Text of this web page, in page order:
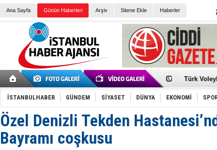
Ana Sayfa Günün Haberleri Arşiv Sitene Ekle Haberler
Elena
Türk
Töreninde
İkinci El
Guguk
Sneaker
Erkek
Tommy
İSTANBULHABER GÜNDEM SİYASET DÜNYA EKONOMİ
Özel Denizli Tekden
Bayramı coşkusu